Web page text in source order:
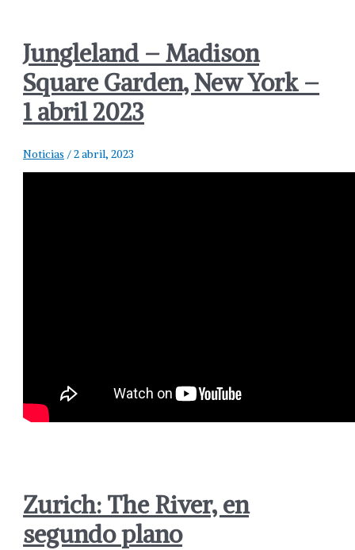
Jungleland – Madison
Square Garden, New York –
1 abril 2023
Noticias /2 abril, 2023
Zurich: The River, en
segundo plano